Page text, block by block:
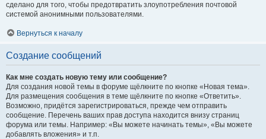
сделано для того, чтобы предотвратить злоупотребления почтовой
системой анонимными пользователями.
Вернуться к началу
Создание сообщений
Как мне создать новую тему или сообщение?
Для создания новой темы в форуме щёлкните по кнопке «Новая тема».
Для размещения сообщения в теме щёлкните по кнопке «Ответить».
Возможно, придётся зарегистрироваться, прежде чем отправить
сообщение. Перечень ваших прав доступа находится внизу страниц
форума или темы. Например: «Вы можете начинать темы», «Вы можете
добавлять вложения» и т.п.